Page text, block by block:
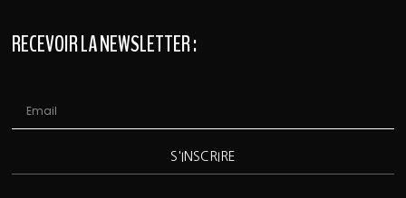
RECEVOIR LA NEWSLETTER :
S'INSCRIRE